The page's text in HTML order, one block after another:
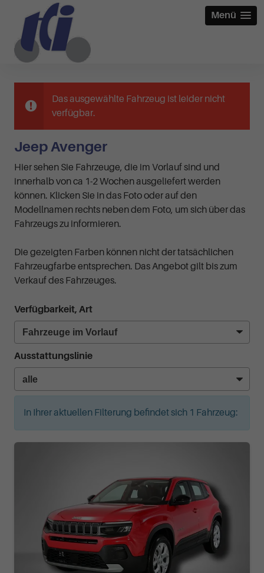
Menü
Das ausgewählte Fahrzeug ist leider nicht
verfügbar.
Jeep Avenger
Hier sehen Sie Fahrzeuge, die im Vorlauf sind und
innerhalb von ca 1-2 Wochen ausgeliefert werden
können. Klicken Sie in das Foto oder auf den
Modellnamen rechts neben dem Foto, um sich über das
Fahrzeugs zu informieren.
Die gezeigten Farben können nicht der tatsächlichen
Fahrzeugfarbe entsprechen. Das Angebot gilt bis zum
Verkauf des Fahrzeuges.
Verfügbarkeit, Art
Ausstattungslinie
In Ihrer aktuellen Filterung befindet sich 1 Fahrzeug: